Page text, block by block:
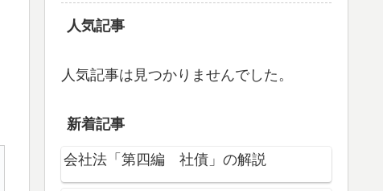
人気記事
人気記事は見つかりませんでした。
新着記事
会社法「第四編 社債」の解説